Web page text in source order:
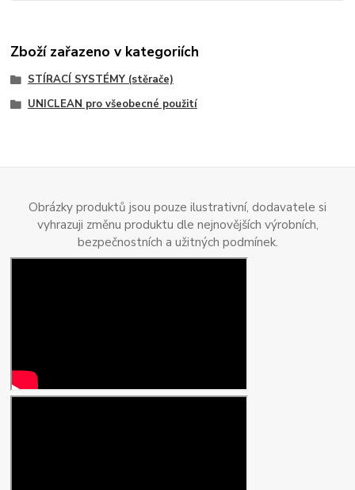
Zboží zařazeno v kategoriích
STÍRACÍ SYSTÉMY (stěrače)
UNICLEAN pro všeobecné použití
Obrázky produktů jsou pouze ilustrativní, dodavatele si
vyhrazuji změnu produktu dle nejnovějších výrobních,
bezpečnostních a užitných podmínek.